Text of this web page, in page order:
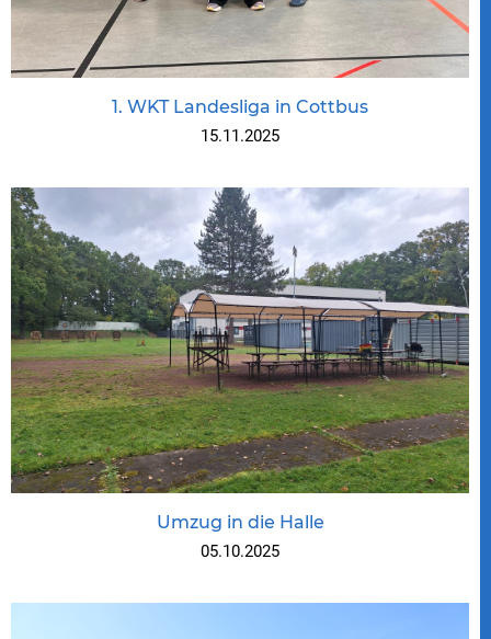
1. WKT Landesliga in Cottbus
15.11.2025
Umzug in die Halle
05.10.2025